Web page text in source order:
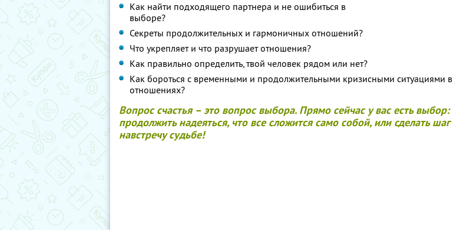
Как найти подходящего партнера и не ошибиться в
выборе?
Секреты продолжительных и гармоничных отношений?
Что укрепляет и что разрушает отношения?
Как правильно определить, твой человек рядом или нет?
Как бороться с временными и продолжительными кризисными ситуациями в
отношениях?
Вопрос счастья – это вопрос выбора. Прямо сейчас у вас есть выбор:
продолжить надеяться, что все сложится само собой, или сделать шаг
навстречу судьбе!